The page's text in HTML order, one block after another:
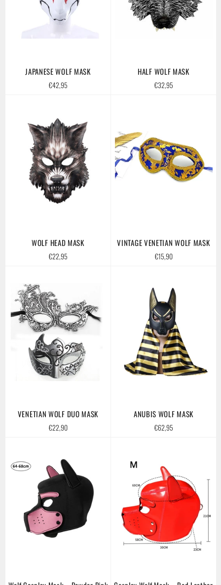
JAPANESE WOLF MASK
Regular
€42,95
HALF WOLF MASK
Regular
€32,95
WOLF HEAD MASK
Regular
€22,95
VINTAGE VENETIAN WOLF MASK
Regular
€15,90
VENETIAN WOLF DUO MASK
Regular
€22,90
ANUBIS WOLF MASK
Regular
€62,95